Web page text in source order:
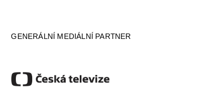
GENERÁLNÍ MEDIÁLNÍ PARTNER